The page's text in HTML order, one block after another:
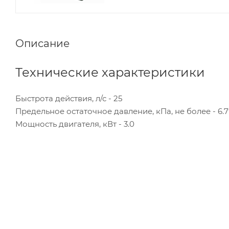
Описание
Технические характеристики
Быстрота действия, л/с - 25
Предельное остаточное давление, кПа, не более -
Мощность двигателя, кВт - 3.0